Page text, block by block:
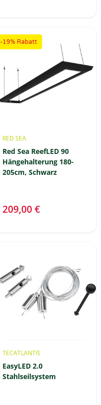
-19% Rabatt
RED SEA
Red Sea ReefLED 90
Hängehalterung 180-
205cm, Schwarz
209,00 €
TECATLANTIS
EasyLED 2.0
Stahlseilsystem